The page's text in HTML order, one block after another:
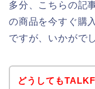
多分、こちらの記
の商品を今すぐ購
ですが、いかがで
どうしても